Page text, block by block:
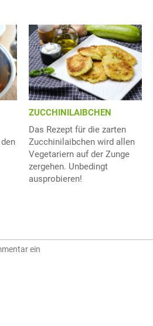
ZUCCHINILAIBCHEN
Das Rezept für die zarten
Zucchinilaibchen wird allen
Vegetariern auf der Zunge
zergehen. Unbedingt
ausprobieren!